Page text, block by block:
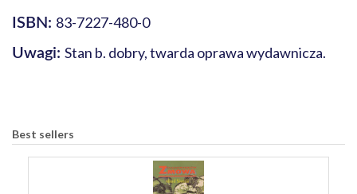
ISBN: 83-7227-480-0
Uwagi: Stan b. dobry, twarda oprawa wydawnicza.
Best sellers